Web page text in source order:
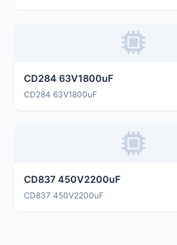
CD284 63V1800uF
CD284 63V1800uF
CD837 450V2200uF
CD837 450V2200uF